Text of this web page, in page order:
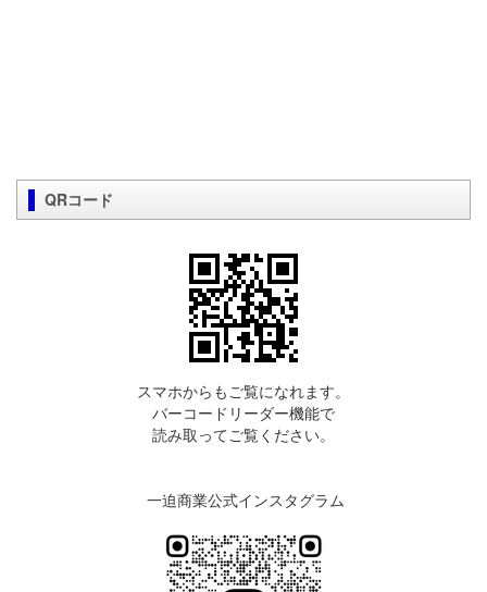
QRコード
スマホからもご覧になれます。
バーコードリーダー機能で
読み取ってご覧ください。
一迫商業公式インスタグラム